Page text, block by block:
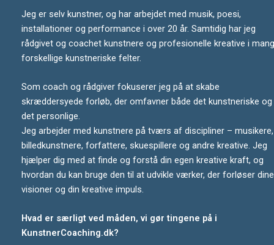
Jeg er selv kunstner, og har arbejdet med musik, poesi,
installationer og performance i over 20 år. Samtidig har jeg
rådgivet og coachet kunstnere og profesionelle kreative i
forskellige kunstneriske felter.
Som coach og rådgiver fokuserer jeg på at skabe
skræddersyede forløb, der omfavner både det kunstneriske og
det personlige.
Jeg arbejder med kunstnere på tværs af discipliner – musikere,
billedkunstnere, forfattere, skuespillere og andre kreative. Jeg
hjælper dig med at finde og forstå din egen kreative kraft, og
hvordan du kan bruge den til at udvikle værker, der forløser dine
visioner og din kreative impuls.
Hvad er særligt ved måden, vi gør tingene på i
KunstnerCoaching.dk?